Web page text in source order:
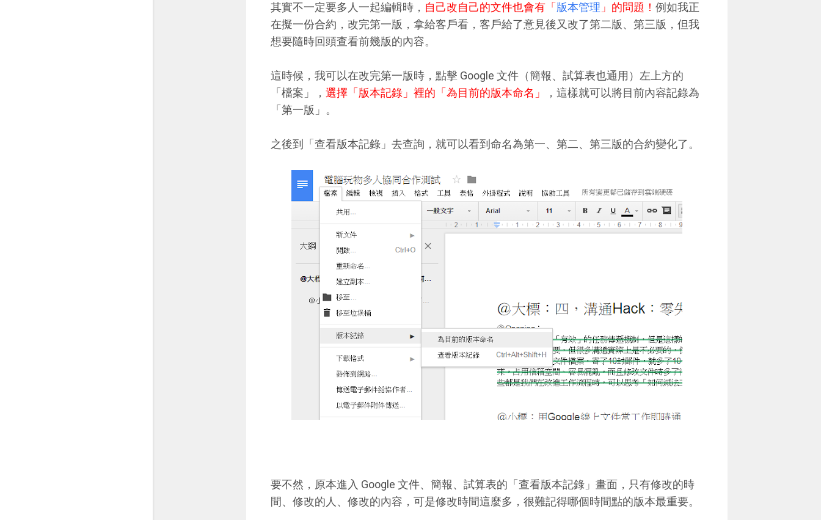
其實不一定要多人一起編輯時， 自己改自己的文件也會有「 版本管理 」的問題！ 例如我正
在擬一份合約，改完第一版，拿給客戶看，客戶給了意見後又改了第二版、第三版，但我
想要隨時回頭查看前幾版的內容。
這時候，我可以在改完第一版時，點擊 Google 文件（簡報、試算表也通用）左上方的
「檔案」， 選擇「版本記錄」裡的「為目前的版本命名」
，這樣就可以將目前內容記錄為
「第一版」。
之後到「查看版本記錄」去查詢，就可以看到命名為第一、第二、第三版的合約變化了。
要不然，原本進入 Google 文件、簡報、試算表的「查看版本記錄」畫面，只有修改的時
間、修改的人、修改的內容，可是修改時間這麼多，很難記得哪個時間點的版本最重要。